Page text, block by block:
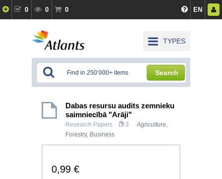
0 0 0 EN
TYPES
Search
Dabas resursu audits zemnieku
saimniecībā "Arāji"
Research Papers 3
Agriculture,
Forestry, Business
0,99 €